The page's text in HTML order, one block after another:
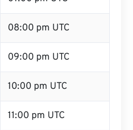
08:00 pm UTC
09:00 pm UTC
10:00 pm UTC
11:00 pm UTC